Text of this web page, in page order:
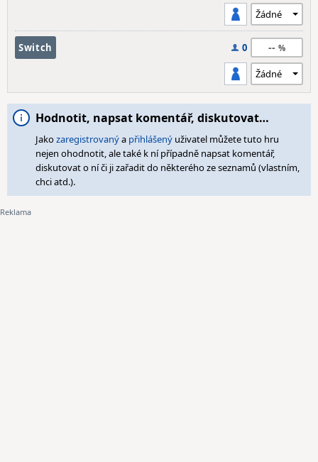
Switch 0 --
Hodnotit, napsat komentář, diskutovat…
Jakozaregistrovanýa přihlášený uživatel můžete tuto hru
nejen ohodnotit, ale také k ní případně napsat komentář,
diskutovat o ní či ji zařadit do některého ze seznamů (vlastním,
chci atd.).